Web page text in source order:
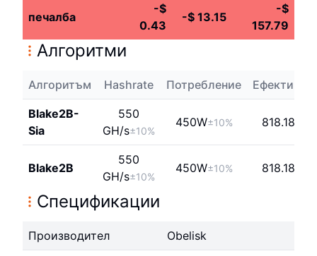
печалба
-$
0.43
-$ 13.15
-$
157.79
Алгоритми
Алгоритъм Hashrate Потребление
Blake2B-
Sia
550
GH/s±10%
450W±10% 818.18j/TH
Blake2B
550
GH/s±10%
450W±10% 818.18j/TH
Спецификации
Производител Obelisk